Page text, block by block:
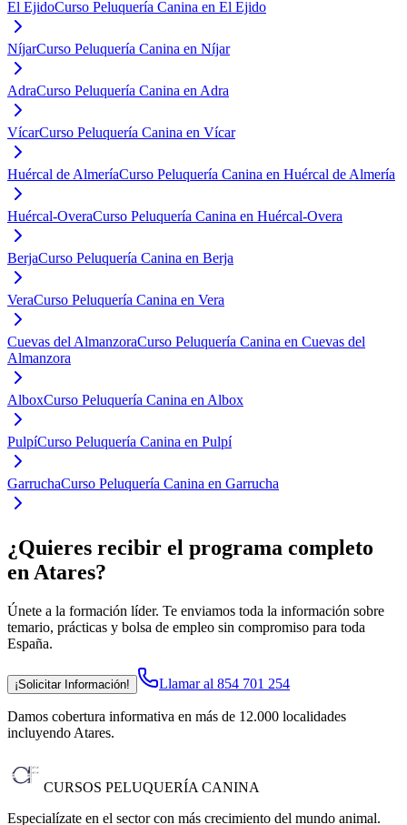
El EjidoCurso Peluquería Canina en El Ejido
NíjarCurso Peluquería Canina en Níjar
AdraCurso Peluquería Canina en Adra
VícarCurso Peluquería Canina en Vícar
Huércal de AlmeríaCurso Peluquería Canina en Huércal de Almería
Huércal-OveraCurso Peluquería Canina en Huércal-Overa
BerjaCurso Peluquería Canina en Berja
VeraCurso Peluquería Canina en Vera
Cuevas del AlmanzoraCurso Peluquería Canina en Cuevas del
Almanzora
AlboxCurso Peluquería Canina en Albox
PulpíCurso Peluquería Canina en Pulpí
GarruchaCurso Peluquería Canina en Garrucha
¿Quieres recibir el programa completo
en Atares?
Únete a la formación líder. Te enviamos toda la información sobre
temario, prácticas y bolsa de empleo sin compromiso para toda
España.
¡Solicitar Información! Llamar al 854 701 254
Damos cobertura informativa en más de 12.000 localidades
incluyendo Atares.
CURSOS PELUQUERÍA CANINA
Especialízate en el sector con más crecimiento del mundo animal.